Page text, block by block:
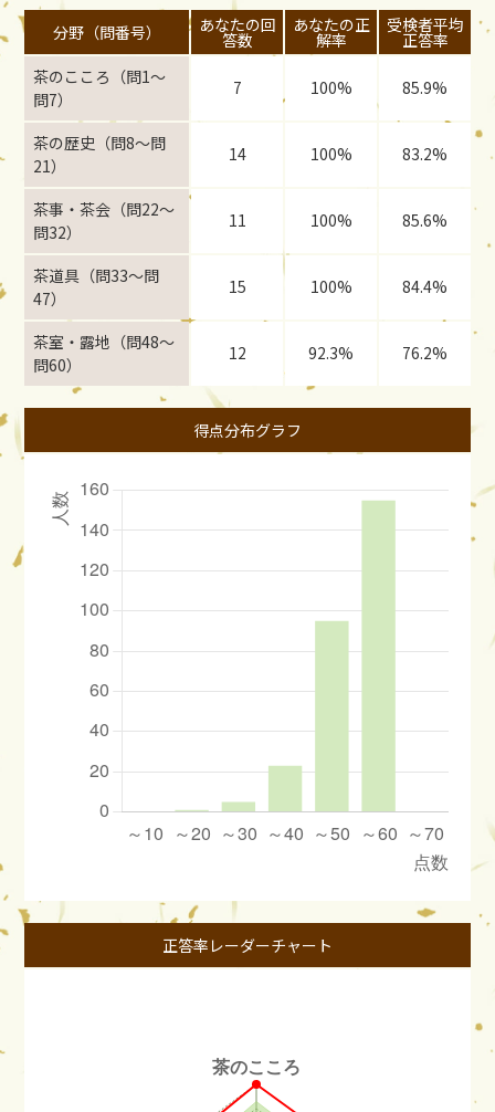
分野（問番号） あなたの回
答数
あなたの正
解率
受検者平均
正答率
茶のこころ（問1〜
問7）
7 100% 85.9%
茶の歴史（問8〜問
21）
14 100% 83.2%
茶事・茶会（問22〜
問32）
11 100% 85.6%
茶道具（問33〜問
47）
15 100% 84.4%
茶室・露地（問48〜
問60）
12 92.3% 76.2%
得点分布グラフ
正答率レーダーチャート